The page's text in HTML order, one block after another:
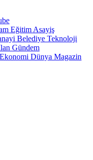
Eğitim Asayiş
Belediye Teknoloji
Gündem
Ekonomi Dünya Magazin